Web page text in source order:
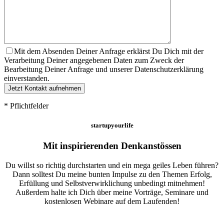
Mit dem Absenden Deiner Anfrage erklärst Du Dich mit der
Verarbeitung Deiner angegebenen Daten zum Zweck der
Bearbeitung Deiner Anfrage und unserer Datenschutzerklärung
einverstanden.
* Pflichtfelder
startupyourlife
Mit inspirierenden Denkanstössen
Du willst so richtig durchstarten und ein mega geiles Leben führen?
Dann solltest Du meine bunten Impulse zu den Themen Erfolg,
Erfüllung und Selbstverwirklichung unbedingt mitnehmen!
Außerdem halte ich Dich über meine Vorträge, Seminare und
kostenlosen Webinare auf dem Laufenden!